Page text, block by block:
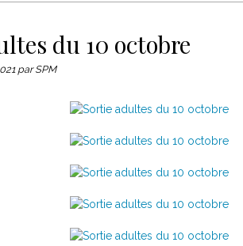
du 10 octobre
par SPM